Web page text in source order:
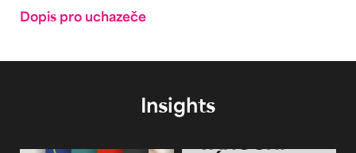
Dopis pro uchazeče
Insights